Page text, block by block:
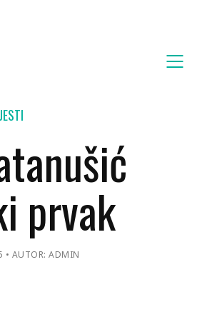
prvak
AUTOR: ADMIN